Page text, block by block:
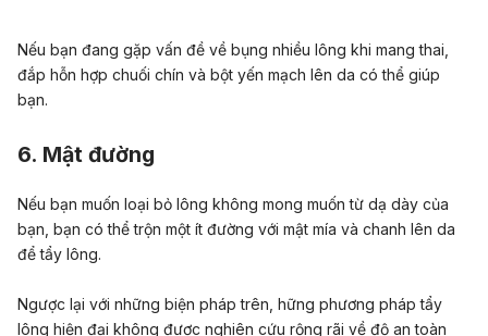
Nếu bạn đang gặp vấn đề về bụng nhiều lông khi mang thai,
đắp hỗn hợp chuối chín và bột yến mạch lên da có thể giúp
bạn.
6. Mật đường
Nếu bạn muốn loại bỏ lông không mong muốn từ dạ dày của
bạn, bạn có thể trộn một ít đường với mật mía và chanh lên da
để tẩy lông.
Ngược lại với những biện pháp trên, hững phương pháp tẩy
lông hiện đại không được nghiên cứu rộng rãi về độ an toàn